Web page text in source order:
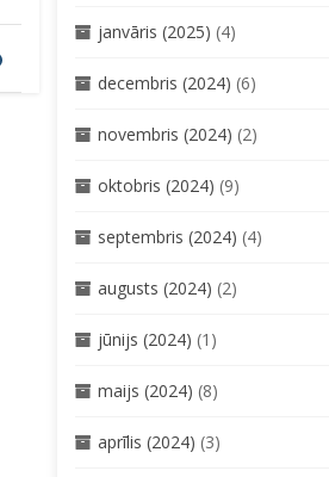
janvāris (2025) (4)
decembris (2024) (6)
novembris (2024) (2)
oktobris (2024) (9)
septembris (2024) (4)
augusts (2024) (2)
jūnijs (2024) (1)
maijs (2024) (8)
aprīlis (2024) (3)